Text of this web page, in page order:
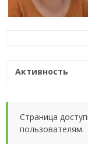
Активность
Страница
пользователям.